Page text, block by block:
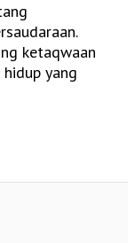
ketaqwaan
yang